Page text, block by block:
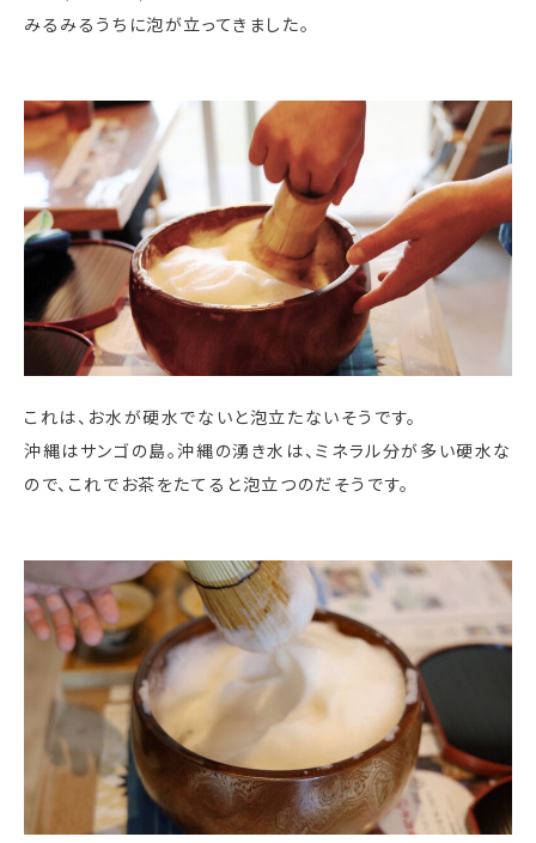
みるみるうちに泡が立ってきました。
これは、お水が硬水でないと泡立たないそうです。
沖縄はサンゴの島。沖縄の湧き水は、ミネラル分が多い硬水な
ので、これでお茶をたてると泡立つのだそうです。